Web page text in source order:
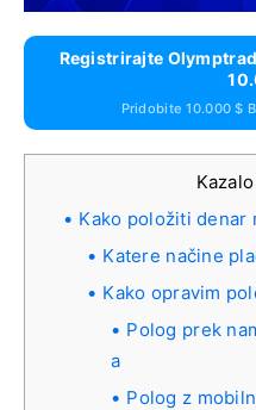
Registrirajte
Pridobite 10.000 $
Kazalo
Kako položiti denar
Katere načine
Kako opravim
Polog prek
a
Polog z